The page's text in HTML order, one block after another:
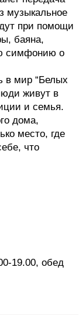
музыкальное
при помощи
баяна,
симфонию о
в мир “Белых
живут в
и семья.
дома,
место, где
что
19.00, обед